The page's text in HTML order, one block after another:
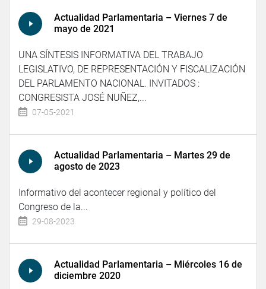
Actualidad Parlamentaria – Viernes 7 de
mayo de 2021
UNA SÍNTESIS INFORMATIVA DEL TRABAJO
LEGISLATIVO, DE REPRESENTACIÓN Y FISCALIZACIÓN
DEL PARLAMENTO NACIONAL. INVITADOS :
CONGRESISTA JOSÉ NUÑEZ,...
07-05-2021
Actualidad Parlamentaria – Martes 29 de
agosto de 2023
Informativo del acontecer regional y político del
Congreso de la...
29-08-2023
Actualidad Parlamentaria – Miércoles 16 de
diciembre 2020